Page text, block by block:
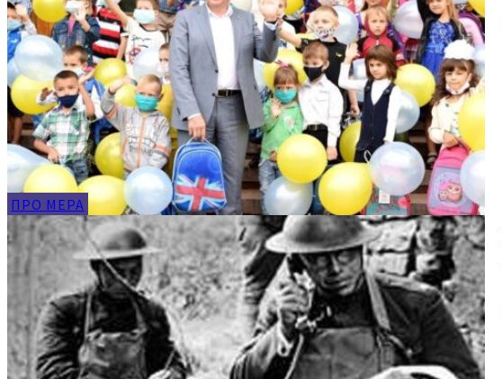
ПРО МЕРА